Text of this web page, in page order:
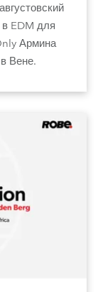
EDM для
Армина
Вене.